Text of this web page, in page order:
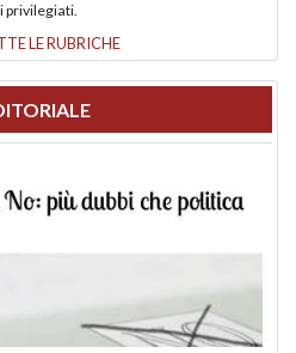
privilegiati.
LE RUBRICHE